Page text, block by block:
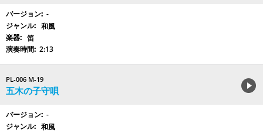
-
和風
笛
2:13
PL-006 M-19
五木の子守唄
-
和風